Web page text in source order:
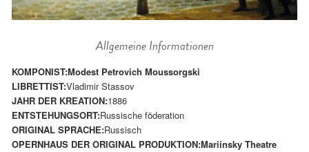
Allgemeine Informationen
KOMPONIST:Modest Petrovich Moussorgski
LIBRETTIST:Vladimir Stassov
JAHR DER KREATION:1886
ENTSTEHUNGSORT:Russische föderation
ORIGINAL SPRACHE:Russisch
OPERNHAUS DER ORIGINAL PRODUKTION:Mariinsky Theatre